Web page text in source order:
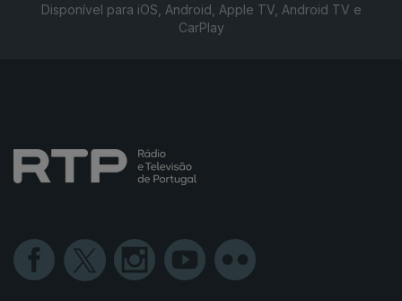
Disponível para iOS, Android, Apple TV, Android TV e
CarPlay